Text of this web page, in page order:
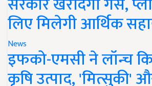
लिए मिलेगी आर्थिक
News
इफको-एमसी ने लॉन्च
कृषि उत्पाद, 'मित्सुकी'